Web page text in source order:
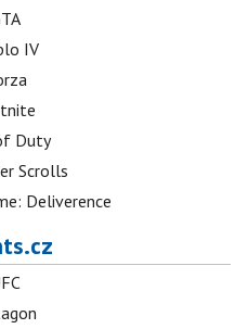
IV
Duty
Scrolls
Deliverence